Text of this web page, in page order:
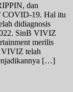
dan
COVID-19. Hal itu
didiagnosis
SinB VIVIZ
merilis
VIVIZ telah
[…]